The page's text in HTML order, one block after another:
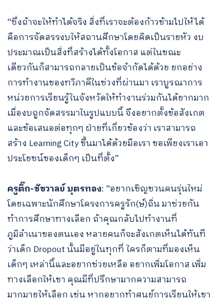
“ซึ่งถ้าจะให้ทำได้จริง สิ่งที่เราจะต้องก้าวข้ามไปให้ได้
คือการจัดสรรงบให้สถานศึกษาโดยคิดเป็นรายหัว งบ
ประมาณเป็นสิ่งที่สร้างได้ทั้งโอกาส แต่ในขณะ
เดียวกันก็สามารถกลายเป็นข้อจำกัดได้ด้วย ยกอย่าง
การทำงานของทวิภาคีในช่วงที่ผ่านมา เราบูรณาการ
หน่วยการเรียนรู้ในจังหวัดให้ทำงานร่วมกันได้ยากมาก
เมื่องบถูกจัดสรรมาในรูปแบบนี้ จึงอยากตั้งข้อสังเกต
และข้อเสนอต่อทุกๆ ฝ่ายที่เกี่ยวข้องว่า เราสามารถ
สร้าง Learning City ขึ้นมาได้ด้วยมือเรา ขอเพียงเราเอา
ประโยชน์ของเด็กๆ เป็นที่ตั้ง”
ครูติ๊ก-ชัชวาลย์ บุตรทอง: “อยากเชิญชวนคนรุ่นใหม่
โดยเฉพาะนักศึกษาโครงการครูรัก(ษ์)ถิ่น มาช่วยกัน
ทำการศึกษาทางเลือก ถ้าคุณกลับไปทำงานที่
ภูมิลำเนาของตนเอง หลายคนก็จะสังเกตเห็นได้ทันที
ว่าเด็ก Dropout นั้นมีอยู่ในทุกที่ ใครก็ตามที่มองเห็น
เด็กๆ เหล่านี้และอยากช่วยเหลือ อยากเพิ่มโอกาส เพิ่ม
ทางเลือกให้เขา คุณมีที่ปรึกษามากความสามารถ
มากมายให้เลือก เช่น หากอยากทำศูนย์การเรียนให้เขา